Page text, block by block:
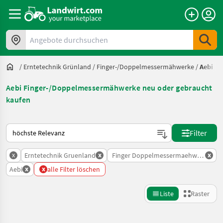
Angebote durchsuchen
/ Erntetechnik Grünland / Finger-/Doppelmessermähwerke /Aebi
Aebi Finger-/Doppelmessermähwerke neu oder gebraucht
kaufen
So wird auf Landwirt.com sortiert
Filter
x Erntetechnik Gruenland x Finger Doppelmessermaehwerkex
Aebi x x alle Filter löschen
Liste Raster